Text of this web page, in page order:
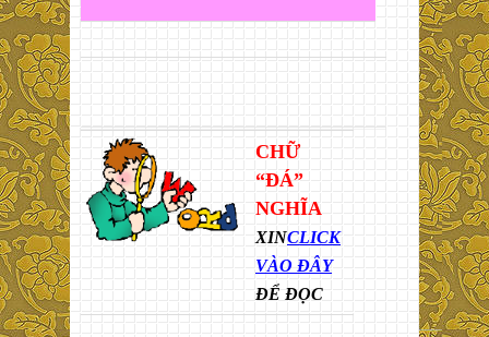
CHỮ
“ĐÁ”
NGHĨA
XINCLICK
VÀO ĐÂY
ĐỂ ĐỌC